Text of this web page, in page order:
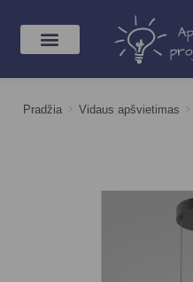
Pradžia > Vidaus apšvietimas >